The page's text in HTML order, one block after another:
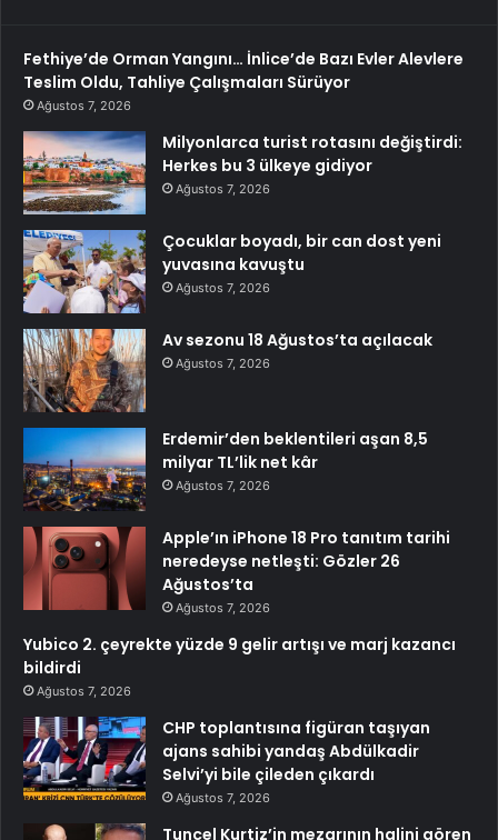
Fethiye’de Orman Yangını… İnlice’de Bazı Evler Alevlere
Teslim Oldu, Tahliye Çalışmaları Sürüyor
Ağustos 7, 2026
Milyonlarca turist rotasını değiştirdi:
Herkes bu 3 ülkeye gidiyor
Ağustos 7, 2026
Çocuklar boyadı, bir can dost yeni
yuvasına kavuştu
Ağustos 7, 2026
Av sezonu 18 Ağustos’ta açılacak
Ağustos 7, 2026
Erdemir’den beklentileri aşan 8,5
milyar TL’lik net kâr
Ağustos 7, 2026
Apple’ın iPhone 18 Pro tanıtım tarihi
neredeyse netleşti: Gözler 26
Ağustos’ta
Ağustos 7, 2026
Yubico 2. çeyrekte yüzde 9 gelir artışı ve marj kazancı
bildirdi
Ağustos 7, 2026
CHP toplantısına figüran taşıyan
ajans sahibi yandaş Abdülkadir
Selvi’yi bile çileden çıkardı
Ağustos 7, 2026
Tuncel Kurtiz’in mezarının halini gören